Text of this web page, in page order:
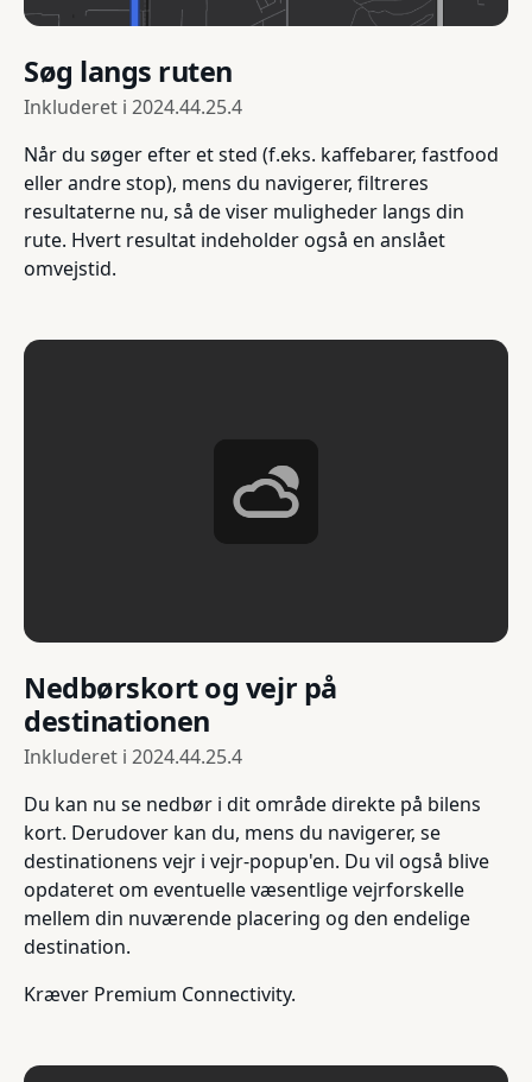
Søg langs ruten
Inkluderet i 2024.44.25.4
Når du søger efter et sted (f.eks. kaffebarer, fastfood
eller andre stop), mens du navigerer, filtreres
resultaterne nu, så de viser muligheder langs din
rute. Hvert resultat indeholder også en anslået
omvejstid.
Nedbørskort og vejr på
destinationen
Inkluderet i 2024.44.25.4
Du kan nu se nedbør i dit område direkte på bilens
kort. Derudover kan du, mens du navigerer, se
destinationens vejr i vejr-popup'en. Du vil også blive
opdateret om eventuelle væsentlige vejrforskelle
mellem din nuværende placering og den endelige
destination.
Kræver Premium Connectivity.